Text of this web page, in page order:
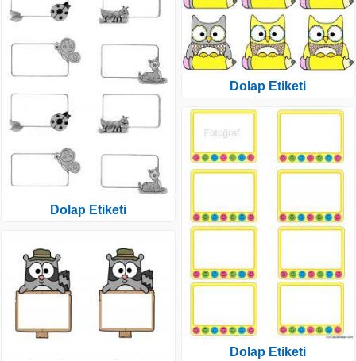
Dolap Etiketi
Dolap Etiketi
Dolap Etiketi